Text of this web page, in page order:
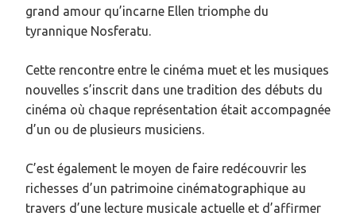
grand amour qu’incarne Ellen triomphe du
tyrannique Nosferatu.
Cette rencontre entre le cinéma muet et les musiques
nouvelles s’inscrit dans une tradition des débuts du
cinéma où chaque représentation était accompagnée
d’un ou de plusieurs musiciens.
C’est également le moyen de faire redécouvrir les
richesses d’un patrimoine cinématographique au
travers d’une lecture musicale actuelle et d’affirmer